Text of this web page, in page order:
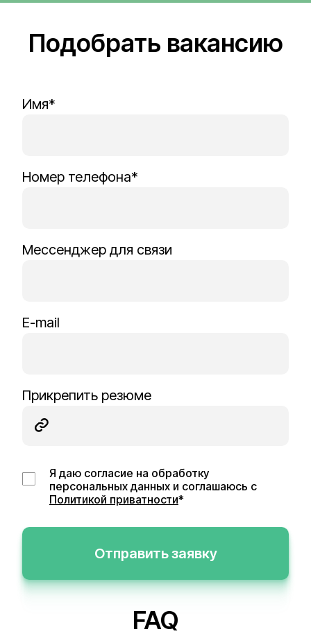
Подобрать вакансию
Имя*
Номер телефона*
Мессенджер для связи
E-mail
Прикрепить резюме
Я даю согласие на обработку
персональных данных и соглашаюсь с
Политикой приватности*
Отправить заявку
FAQ